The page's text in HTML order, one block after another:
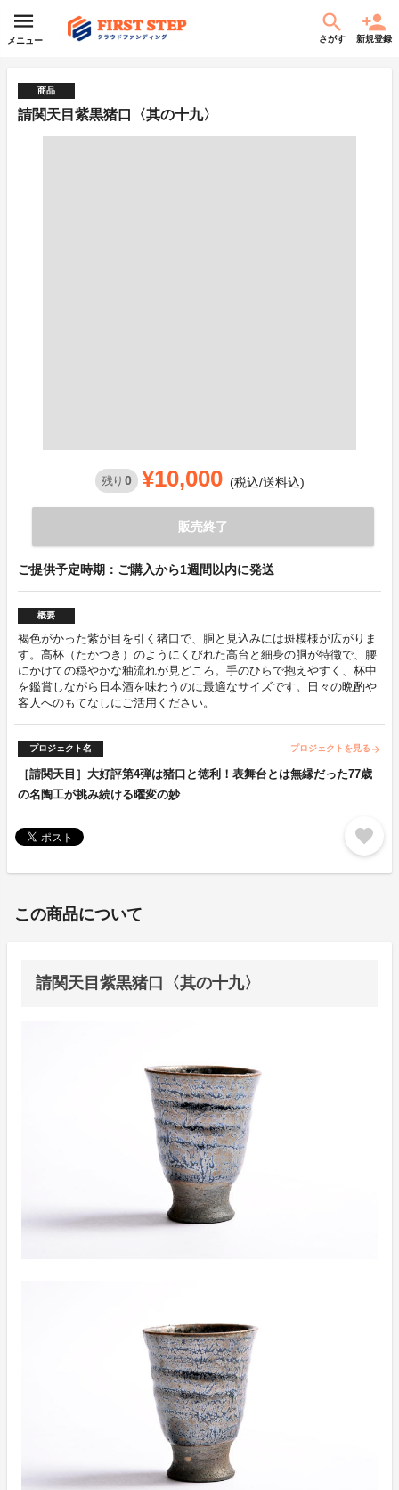
メニュー さがす 新規登録
商品
請関天目紫黒猪口〈其の十九〉
残り 0 ¥10,000 (税込/送料込)
販売終了
ご提供予定時期：ご購入から1週間以内に発送
概要
褐色がかった紫が目を引く猪口で、胴と見込みには斑模様が広がりま
す。高杯（たかつき）のようにくびれた高台と細身の胴が特徴で、腰
にかけての穏やかな釉流れが見どころ。手のひらで抱えやすく、杯中
を鑑賞しながら日本酒を味わうのに最適なサイズです。日々の晩酌や
客人へのもてなしにご活用ください。
プロジェクト名 プロジェクトを見る arrow_forward
［請関天目］大好評第4弾は猪口と徳利！表舞台とは無縁だった77歳
の名陶工が挑み続ける曜変の妙
favorite
この商品について
請関天目紫黒猪口〈其の十九〉